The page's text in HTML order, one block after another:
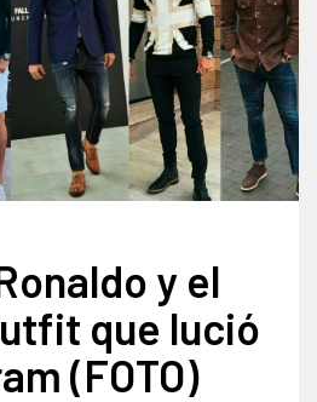
y el
que lució
(FOTO)